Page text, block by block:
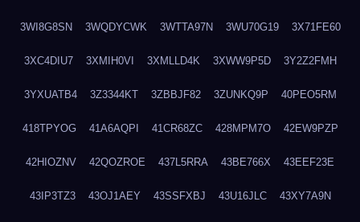
3WI8G8SN 3WQDYCWK 3WTTA97N 3WU70G19 3X71FE60
3XC4DIU7 3XMIH0VI 3XMLLD4K 3XWW9P5D 3Y2Z2FMH
3YXUATB4 3Z3344KT 3ZBBJF82 3ZUNKQ9P 40PEO5RM
418TPYOG 41A6AQPI 41CR68ZC 428MPM7O 42EW9PZP
42HIOZNV 42QOZROE 437L5RRA 43BE766X 43EEF23E
43IP3TZ3 43OJ1AEY 43SSFXBJ 43U16JLC 43XY7A9N